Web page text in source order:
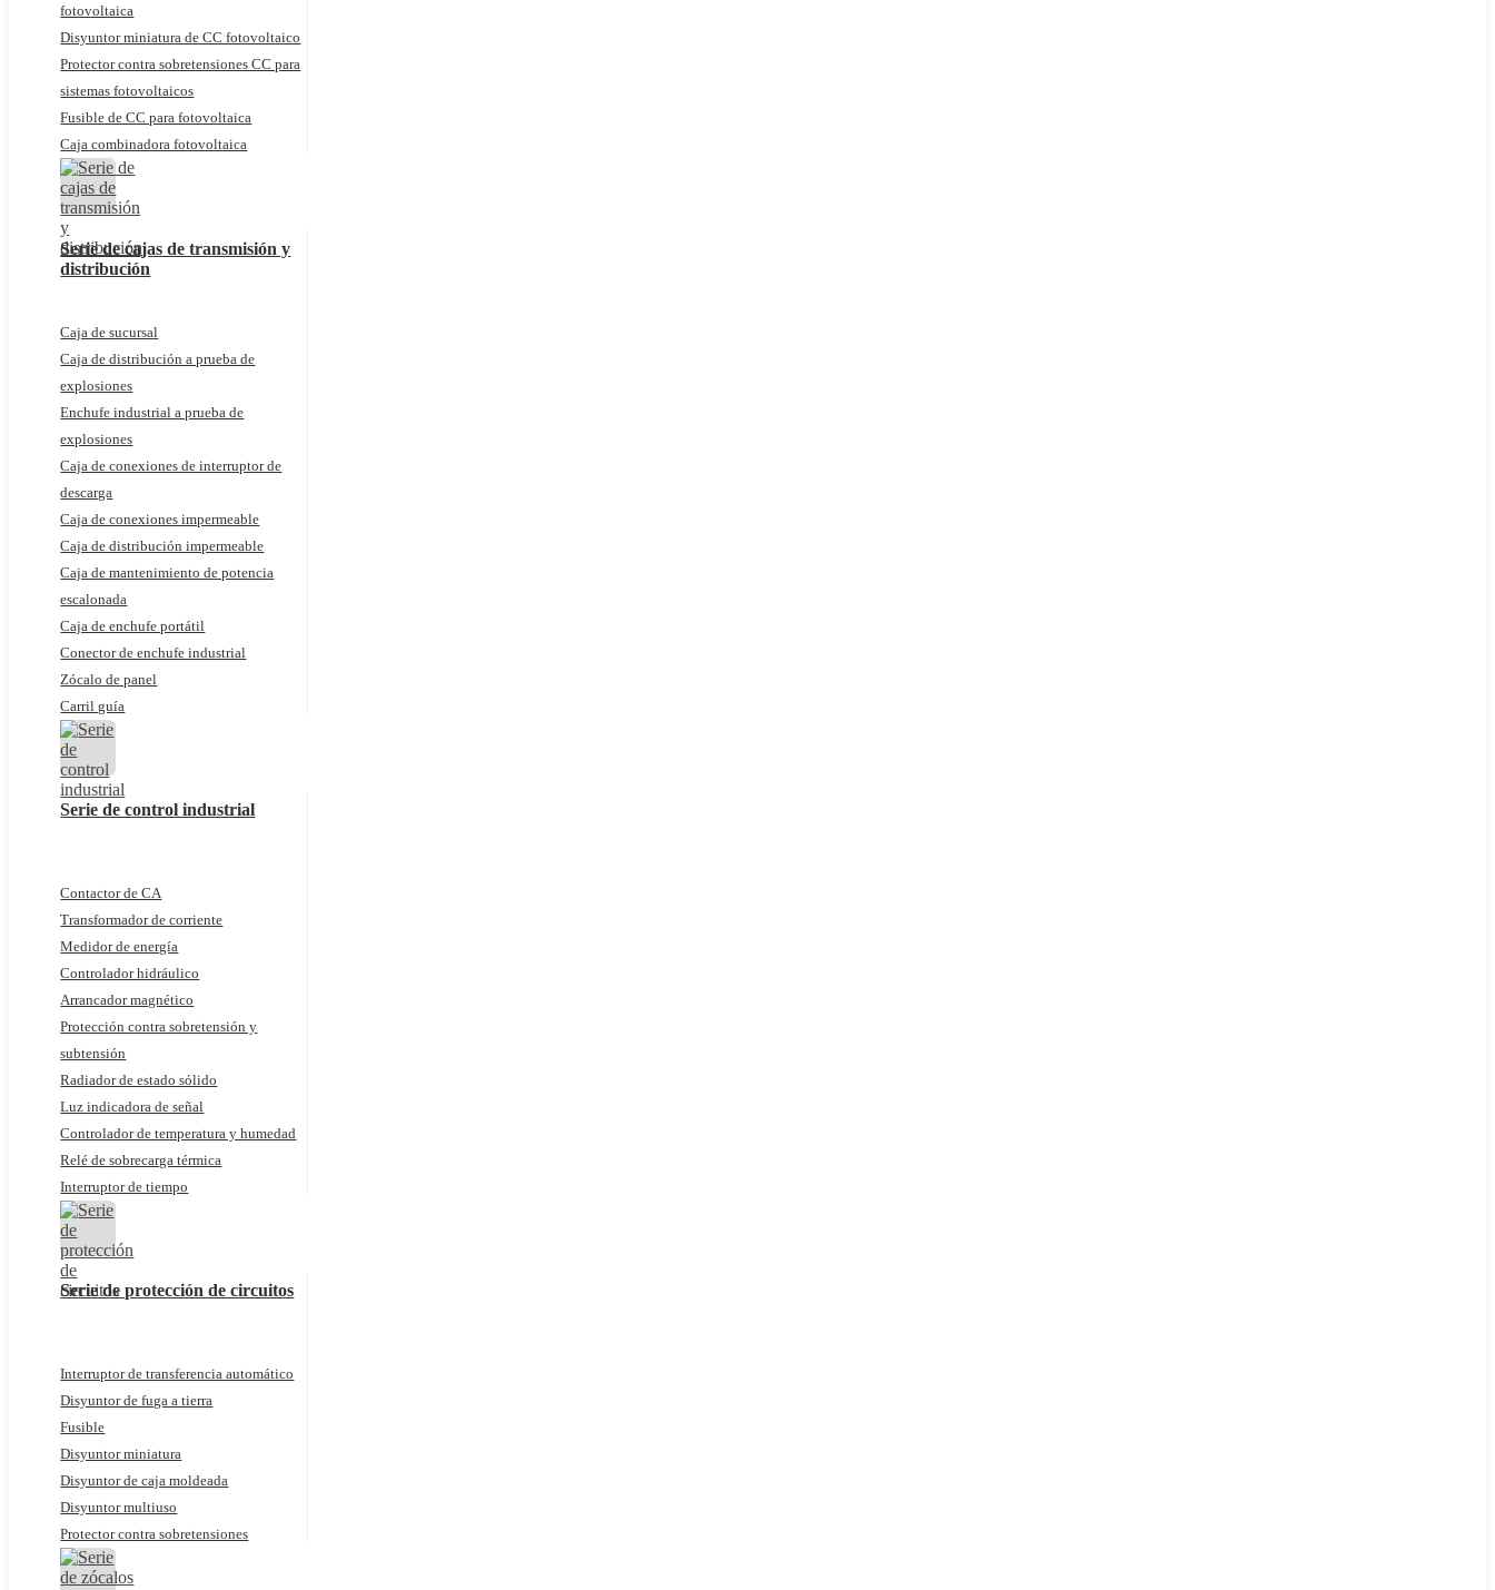
fotovoltaica
Disyuntor miniatura de CC fotovoltaico
Protector contra sobretensiones CC para
sistemas fotovoltaicos
Fusible de CC para fotovoltaica
Caja combinadora fotovoltaica
Serie de cajas de transmisión y
distribución
Caja de sucursal
Caja de distribución a prueba de
explosiones
Enchufe industrial a prueba de
explosiones
Caja de conexiones de interruptor de
descarga
Caja de conexiones impermeable
Caja de distribución impermeable
Caja de mantenimiento de potencia
escalonada
Caja de enchufe portátil
Conector de enchufe industrial
Zócalo de panel
Carril guía
Serie de control industrial
Contactor de CA
Transformador de corriente
Medidor de energía
Controlador hidráulico
Arrancador magnético
Protección contra sobretensión y
subtensión
Radiador de estado sólido
Luz indicadora de señal
Controlador de temperatura y humedad
Relé de sobrecarga térmica
Interruptor de tiempo
Serie de protección de circuitos
Interruptor de transferencia automático
Disyuntor de fuga a tierra
Fusible
Disyuntor miniatura
Disyuntor de caja moldeada
Disyuntor multiuso
Protector contra sobretensiones